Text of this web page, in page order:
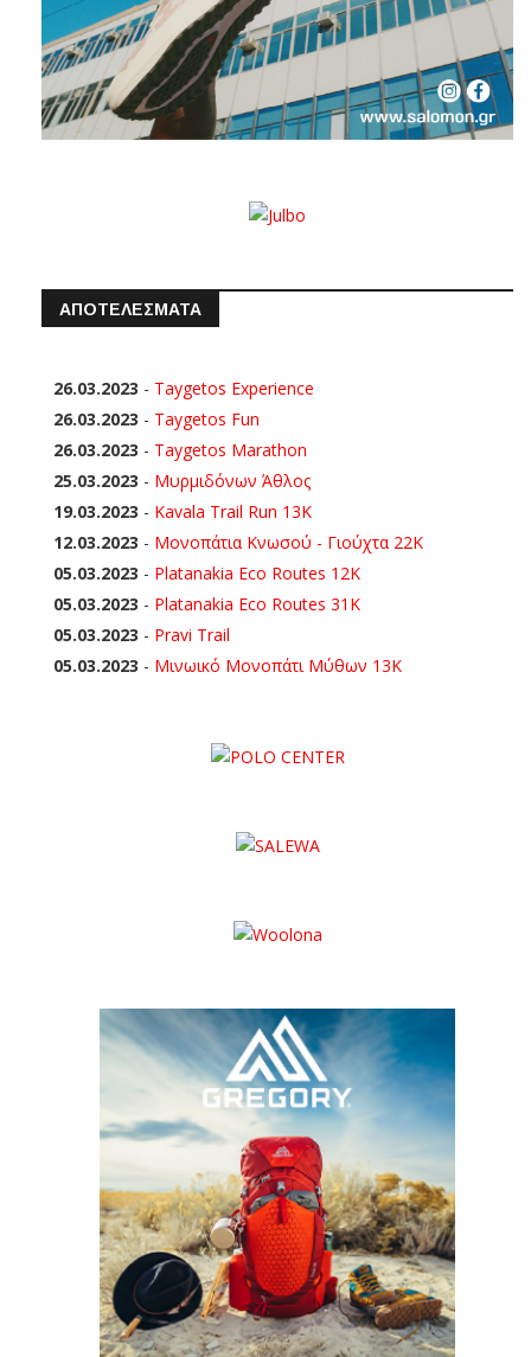
ΑΠΟΤΕΛΕΣΜΑΤΑ
26.03.2023 - Taygetos Experience
26.03.2023 - Taygetos Fun
26.03.2023 - Taygetos Marathon
25.03.2023 - Μυρμιδόνων Άθλος
19.03.2023 - Kavala Trail Run 13K
12.03.2023 - Μονοπάτια Κνωσού - Γιούχτα 22Κ
05.03.2023 - Platanakia Eco Routes 12K
05.03.2023 - Platanakia Eco Routes 31K
05.03.2023 - Pravi Trail
05.03.2023 - Μινωικό Μονοπάτι Μύθων 13Κ